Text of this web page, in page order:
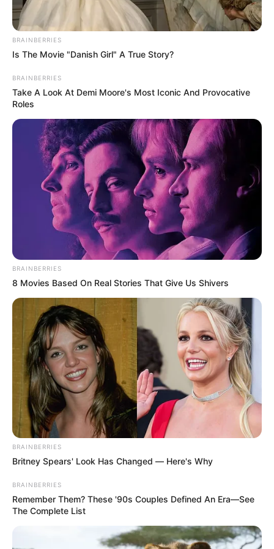
servicios de manera injusta y que hoy tienen a un país
en zozobra
", apuntó.
Orozco indicó que,pese a las restricciones del orden
región.
ALERTA BOGOTÁ EN GOOGLE NEWS
TEMAS RELACIONADOS
RICARDO OROZCO
MANTÉNGASE EN ALERTA
Tenemos todas las noticias que le
interesan. Para estar bien informado, por
favor, active las notificaciones de Alerta.
ACTIVAR AHORA
TEMAS DESTACADOS
SARAMPIÓN AVENIDA AMBALÁ
IBAGUÉ
ELECCIONES PRESIDENCIALES
FENÓMENO DEL NIÑO
IBAL
BRAINBERRIES
Is The Movie "Danish Girl" A True Story?
BRAINBERRIES
Take A Look At Demi Moore's Most Iconic And Provocative
Roles
BRAINBERRIES
8 Movies Based On Real Stories That Give Us Shivers
BRAINBERRIES
Britney Spears' Look Has Changed — Here's Why
BRAINBERRIES
Remember Them? These '90s Couples Defined An Era—See
The Complete List